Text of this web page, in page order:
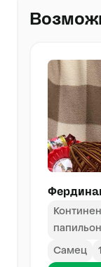
папильон
Самец